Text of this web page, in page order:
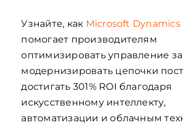
Узнайте, как Microsoft Dynamics
помогает производителям
оптимизировать управление
модернизировать цепочки
достигать 301% ROI благодаря
искусственному интеллекту,
автоматизации и облачным